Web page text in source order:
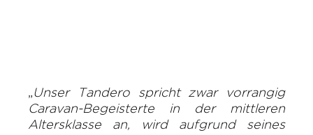
„Unser Tandero spricht zwar vorrangig
Caravan-Begeisterte in der mittleren
Altersklasse an, wird aufgrund seines